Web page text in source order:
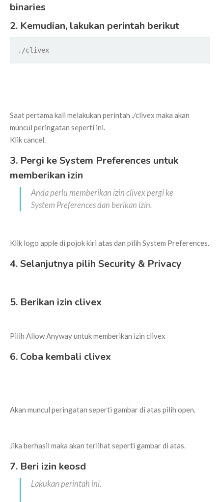
binaries
2. Kemudian, lakukan perintah berikut
./clivex
Saat pertama kali melakukan perintah ./clivex maka akan
muncul peringatan seperti ini.
Klik cancel.
3. Pergi ke System Preferences untuk
memberikan izin
Anda perlu memberikan izin clivex pergi ke
System Preferences dan berikan izin.
Klik logo apple di pojok kiri atas dan pilih System Preferences.
4. Selanjutnya pilih Security & Privacy
5. Berikan izin clivex
Pilih Allow Anyway untuk memberikan izin clivex
6. Coba kembali clivex
Akan muncul peringatan seperti gambar di atas pilih open.
Jika berhasil maka akan terlihat seperti gambar di atas.
7. Beri izin keosd
Lakukan perintah ini.